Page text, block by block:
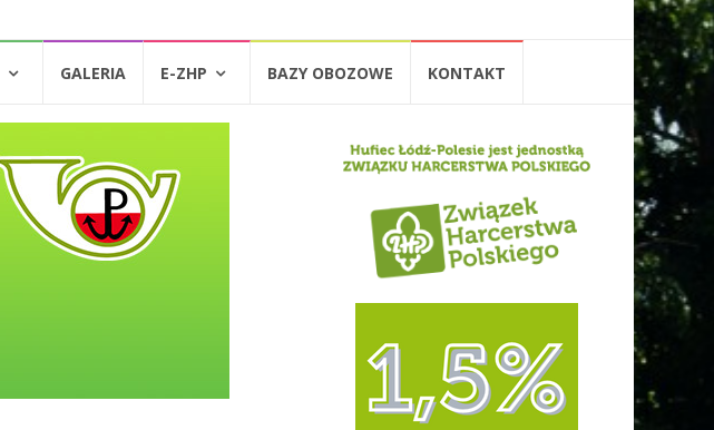
GALERIA E-ZHP BAZY OBOZOWE KONTAKT